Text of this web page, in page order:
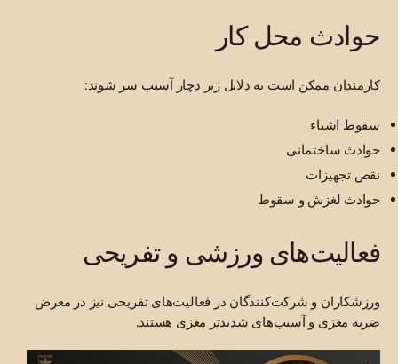
حوادث محل کار
کارمندان ممکن است به دلایل زیر دچار آسیب سر شوند:
سقوط اشیاء
حوادث ساختمانی
نقص تجهیزات
حوادث لغزش و سقوط
فعالیت‌های ورزشی و تفریحی
ورزشکاران و شرکت‌کنندگان در فعالیت‌های تفریحی نیز در معرض
ضربه مغزی و آسیب‌های شدیدتر مغزی هستند.